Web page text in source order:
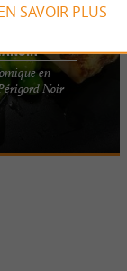
en
Noir
notre restaurant
Dans
SAVOIR PLUS